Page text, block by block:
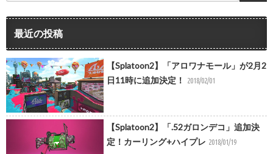
最近の投稿
【Splatoon2】「アロワナモール」が2月2
日11時に追加決定！
2018/02/01
【Splatoon2】「.52ガロンデコ」追加決
定！カーリング+ハイプレ 2018/01/19